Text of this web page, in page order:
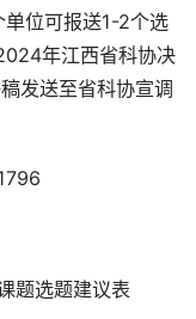
位可报送1-2个选
年江西省科协决
发送至省科协宣调
题选题建议表